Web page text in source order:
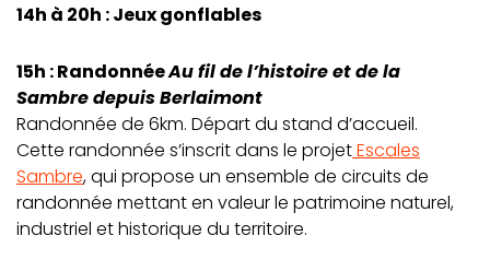
14h à 20h : Jeux gonflables
15h : RandonnéeAu fil de l’histoire et de la
Sambre depuis Berlaimont
Randonnée de 6km. Départ du stand d’accueil.
Cette randonnée s’inscrit dans le projetEscales
Sambre, qui propose un ensemble de circuits de
randonnée mettant en valeur le patrimoine naturel,
industriel et historique du territoire.